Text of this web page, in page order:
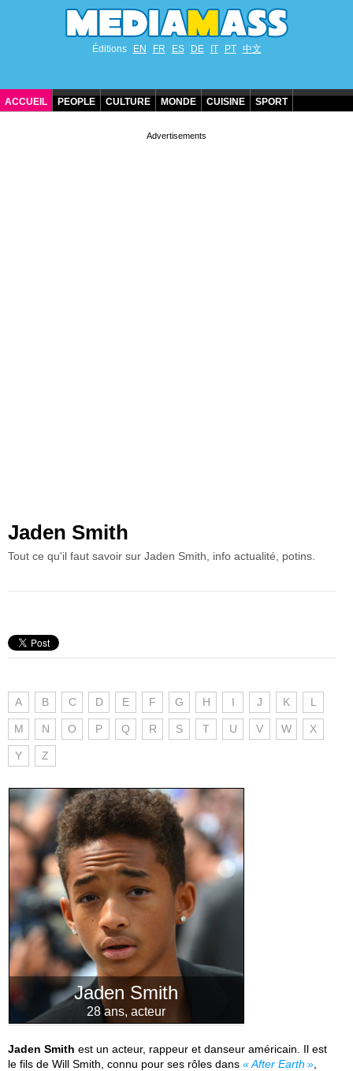
Éditions EN FR ES DE IT PT 中文
ACCUEIL PEOPLE CULTURE MONDE CUISINE SPORT
Jaden Smith
Tout ce qu'il faut savoir sur Jaden Smith, info actualité, potins.
A B C D E F G H I J K L
M N O P Q R S T U V W X
Y Z
Jaden Smith
28 ans, acteur
Jaden Smith est un acteur, rappeur et danseur américain. Il est
le fils de Will Smith, connu pour ses rôles dans
After Earth
,